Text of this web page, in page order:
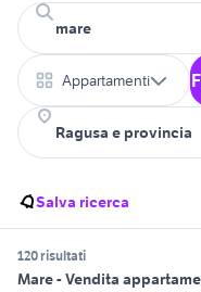
Appartamenti
Salva ricerca
120 risultati
Mare - Vendita